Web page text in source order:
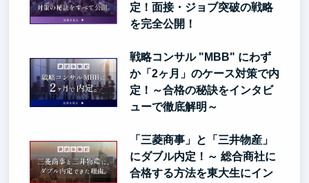
定！面接・ジョブ突破の戦略
を完全公開！
戦略コンサル "MBB" にわず
か「2ヶ月」のケース対策で内
定！～合格の秘訣をインタビ
ューで徹底解明～
「三菱商事」と「三井物産」
にダブル内定！～ 総合商社に
合格する方法を東大生にイン